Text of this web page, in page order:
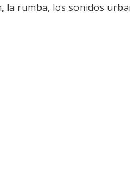
la rumba, los sonidos